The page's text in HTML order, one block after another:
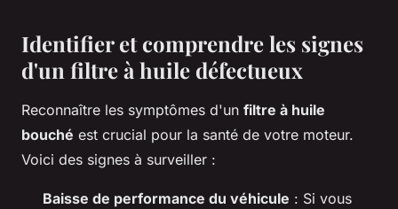
Identifier et comprendre les signes
d'un filtre à huile défectueux
Reconnaître les symptômes d'un filtre à huile
bouché est crucial pour la santé de votre moteur.
Voici des signes à surveiller :
Baisse de performance du véhicule : Si vous